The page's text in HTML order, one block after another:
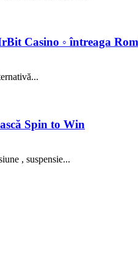
Casino ◦ întreaga
Spin to Win
, suspensie...